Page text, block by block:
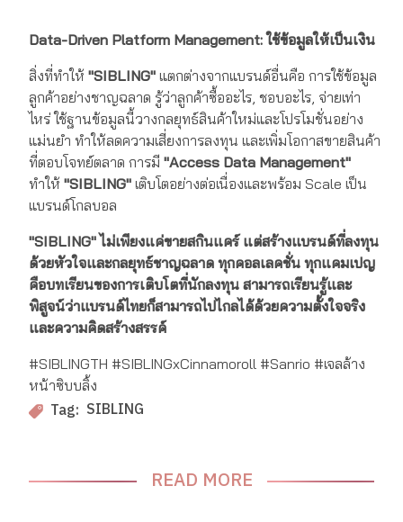
Data-Driven Platform Management: ใช้ข้อมูลให้เป็นเงิน
สิ่งที่ทำให้ "SIBLING" แตกต่างจากแบรนด์อื่นคือ การใช้ข้อมูล
ลูกค้าอย่างชาญฉลาด รู้ว่าลูกค้าซื้ออะไร, ชอบอะไร, จ่ายเท่า
ไหร่ ใช้ฐานข้อมูลนี้วางกลยุทธ์สินค้าใหม่และโปรโมชั่นอย่าง
แม่นยำ ทำให้ลดความเสี่ยงการลงทุน และเพิ่มโอกาสขายสินค้า
ที่ตอบโจทย์ตลาด การมี "Access Data Management"
ทำให้ "SIBLING" เติบโตอย่างต่อเนื่องและพร้อม Scale เป็น
แบรนด์โกลบอล
"SIBLING" ไม่เพียงแค่ขายสกินแคร์ แต่สร้างแบรนด์ที่ลงทุน
ด้วยหัวใจและกลยุทธ์ชาญฉลาด ทุกคอลเลคชั่น ทุกแคมเปญ
คือบทเรียนของการเติบโตที่นักลงทุน สามารถเรียนรู้และ
พิสูจน์ว่าแบรนด์ไทยก็สามารถไปไกลได้ด้วยความตั้งใจจริง
และความคิดสร้างสรรค์
#SIBLINGTH #SIBLINGxCinnamoroll #Sanrio #เจลล้าง
หน้าซิบบลิ้ง
Tag: SIBLING
READ MORE